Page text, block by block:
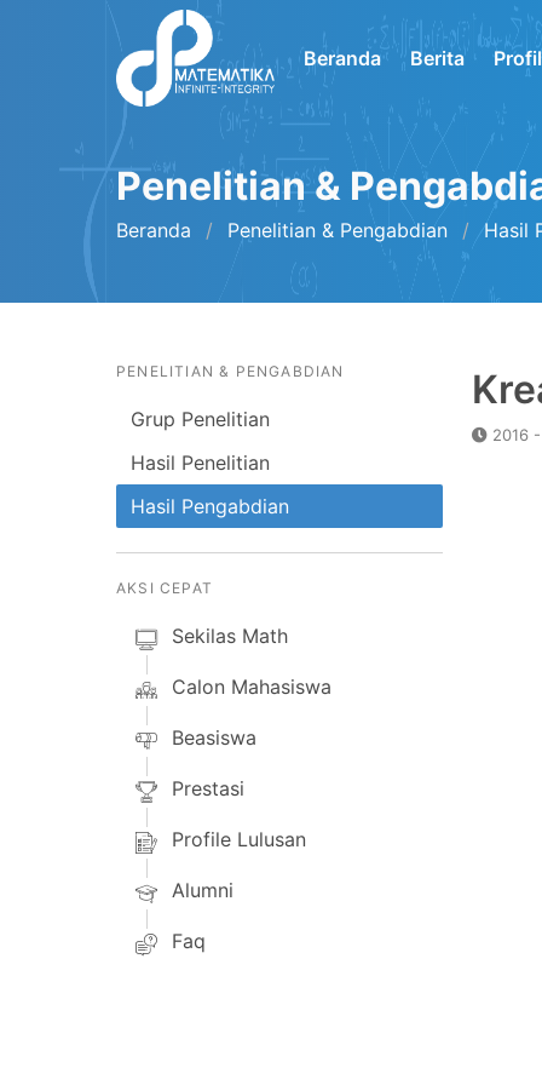
Beranda Berita
Penelitian &
Beranda Penelitian & Pengabdian Hasil
PENELITIAN & PENGABDIAN
Grup Penelitian
Hasil Penelitian
Hasil Pengabdian
AKSI CEPAT
Sekilas Math
Calon Mahasiswa
Beasiswa
Prestasi
Profile Lulusan
Alumni
Faq
2016